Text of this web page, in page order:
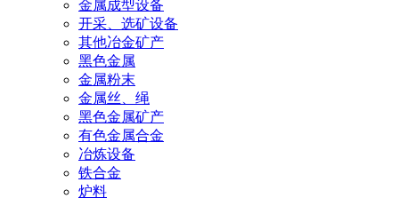
金属成型设备
开采、选矿设备
其他冶金矿产
黑色金属
金属粉末
金属丝、绳
黑色金属矿产
有色金属合金
冶炼设备
铁合金
炉料